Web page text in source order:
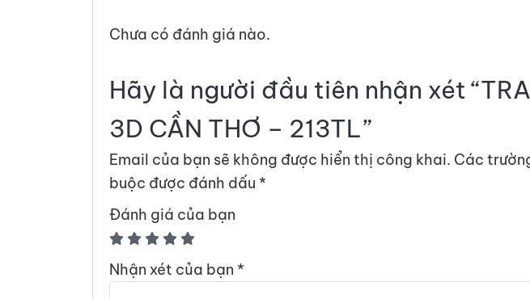
Chưa có đánh giá nào.
Hãy là người đầu tiên nhận xét
3D CẦN THƠ – 213TL”
Email của bạn sẽ không được hiển thị công khai. Các
buộc được đánh dấu *
Đánh giá của bạn
Nhận xét của bạn *